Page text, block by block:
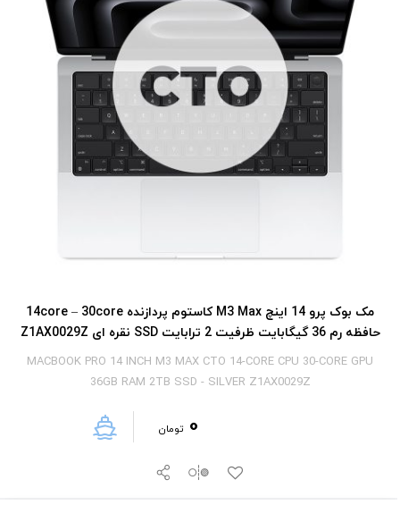
مک بوک پرو 14 اینچ M3 Max کاستوم پردازنده 14core – 30core
حافظه رم 36 گیگابایت ظرفیت 2 ترابایت SSD نقره ای Z1AX0029Z
MACBOOK PRO 14 INCH M3 MAX CTO 14-CORE CPU 30-CORE GPU
36GB RAM 2TB SSD - SILVER Z1AX0029Z
0 تومان